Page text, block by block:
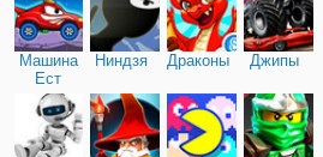
Машина
Ест
Машину
Ниндзя Драконы Джипы